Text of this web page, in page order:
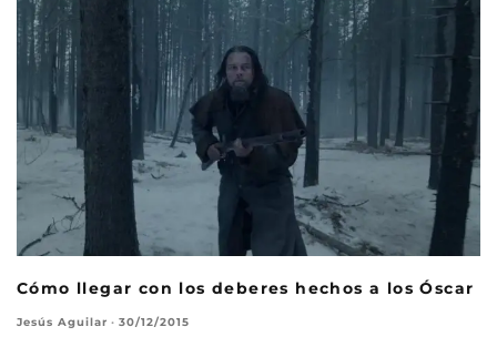
Cómo llegar con los deberes hechos a los Óscar
Jesús Aguilar · 30/12/2015